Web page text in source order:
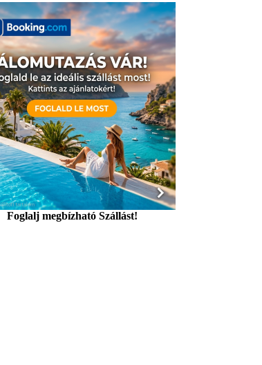
Foglalj megbízható Szállást!